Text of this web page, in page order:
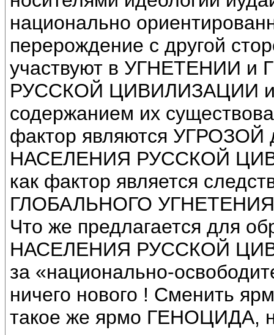
национально
перерождение с другой
участвуют в УГНЕТЕНИИ и
РУССКОЙ ЦИВИЛИЗАЦИИ и
содержанием их
фактор являются
НАСЕЛЕНИЯ РУССКОЙ
как фактор является
ГЛОБАЛЬНОГО
Что же предлагается для
НАСЕЛЕНИЯ РУССКОЙ
за «национально-
ничего нового ! Сменить
такое же ярмо ГЕНОЦИДА,